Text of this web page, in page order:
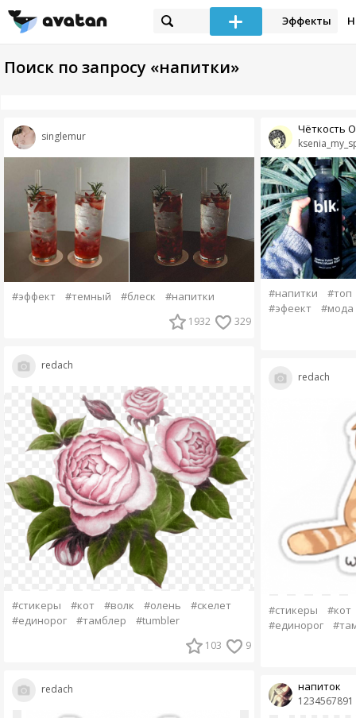
Эффекты
Поиск по запросу «напитки»
singlemur
#эффект #темный #блеск #напитки
1932 329
redach
#стикеры #кот #волк #олень
#скелет
#единорог
#тамблер #tumbler
103 9
redach
Чёткость
#напитки
#топ
#эфеект
#мода
redach
#стикеры
#кот
#единорог
1234567891
напиток